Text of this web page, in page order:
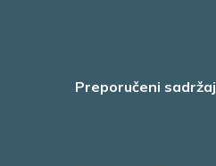
Preporučeni sadržaj